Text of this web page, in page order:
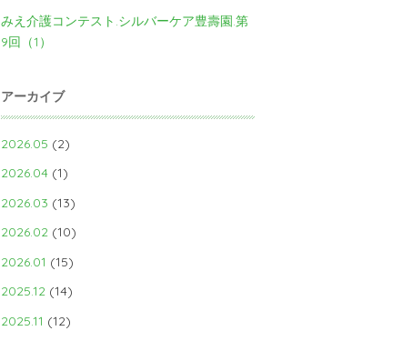
みえ介護コンテスト.シルバーケア豊壽園.第
9回（1）
アーカイブ
2026.05 (2)
2026.04(1)
2026.03 (13)
2026.02(10)
2026.01 (15)
2025.12(14)
2025.11 (12)